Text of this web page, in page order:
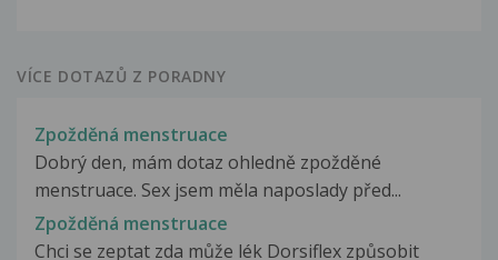
VÍCE DOTAZŮ Z PORADNY
Zpožděná menstruace
Dobrý den, mám dotaz ohledně zpožděné
menstruace. Sex jsem měla naposlady před...
Zpožděná menstruace
Chci se zeptat zda může lék Dorsiflex způsobit